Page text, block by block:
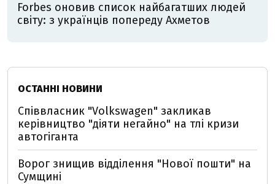
Forbes оновив список найбагатших людей
світу: з українців попереду Ахметов
ОСТАННІ НОВИНИ
Співвласник "Volkswagen" закликав
керівництво "діяти негайно" на тлі кризи
автогіганта
Ворог знищив відділення "Нової пошти" на
Сумщині